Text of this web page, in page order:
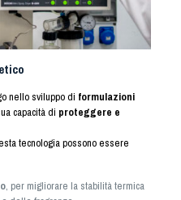
nello sviluppo di formulazioni
capacità di proteggere e
tecnologia possono essere
, per migliorare la stabilità termica